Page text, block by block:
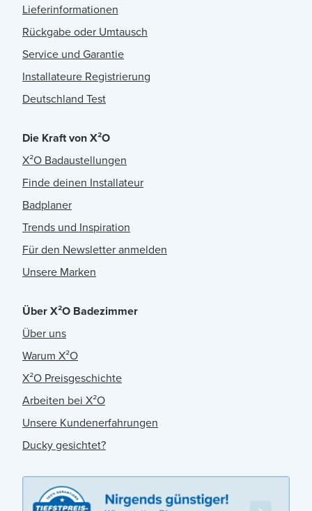
Lieferinformationen
Rückgabe oder Umtausch
Service und Garantie
Installateure Registrierung
Deutschland Test
Die Kraft von X²O
X²O Badaustellungen
Finde deinen Installateur
Badplaner
Trends und Inspiration
Für den Newsletter anmelden
Unsere Marken
Über X²O Badezimmer
Über uns
Warum X²O
X²O Preisgeschichte
Arbeiten bei X²O
Unsere Kundenerfahrungen
Ducky gesichtet?